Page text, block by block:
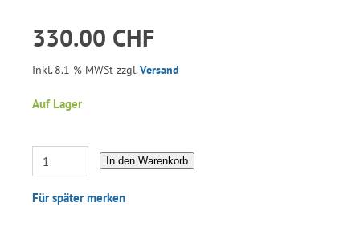
330.00 CHF
Inkl. 8.1 % MWSt zzgl.Versand
Auf Lager
In den Warenkorb
Für später merken